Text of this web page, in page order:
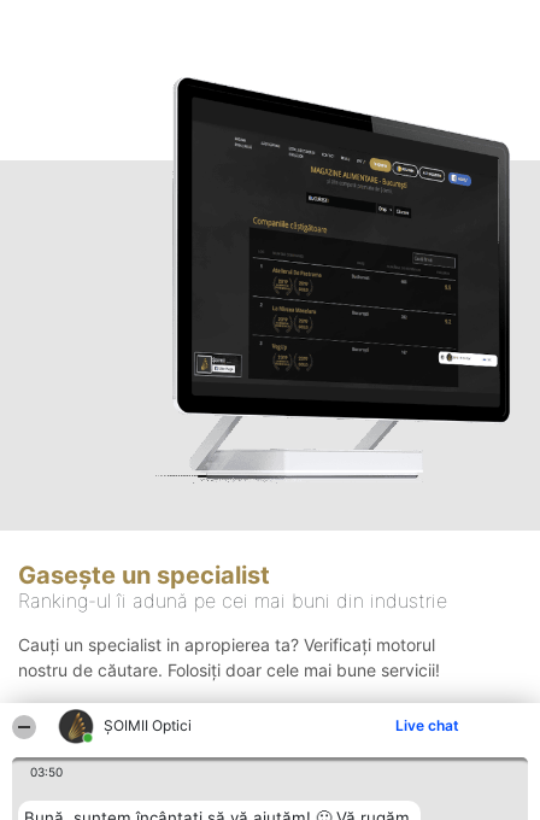
ȘOIMII Optici Live chat
03:50
Gasește un specialist
Ranking-ul îi adună pe cei mai buni din industrie
Cauți un specialist in apropierea ta? Verificați motorul
nostru de căutare. Folosiți doar cele mai bune servicii!